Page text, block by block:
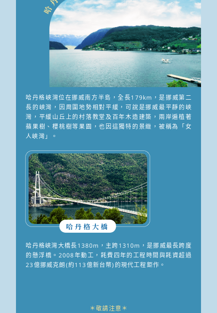
哈丹格峽灣位在挪威南方半島，全長179km，是挪威第二
長的峽灣，因周圍地勢相對平緩，可說是挪威最平靜的峽
灣，平緩山丘上的村落教堂及百年木造建築，兩岸遍植著
蘋果樹、櫻桃樹等果園，也因這獨特的景緻，被稱為「女
人峽灣」。
哈丹格大橋
哈丹格峽灣大橋長1380m，主跨1310m，是挪威最長跨度
的懸浮橋。2008年動工，耗費四年的工程時間與耗資超過
23億挪威克朗(約113億新台幣)的現代工程鉅作。
＊敬請注意＊